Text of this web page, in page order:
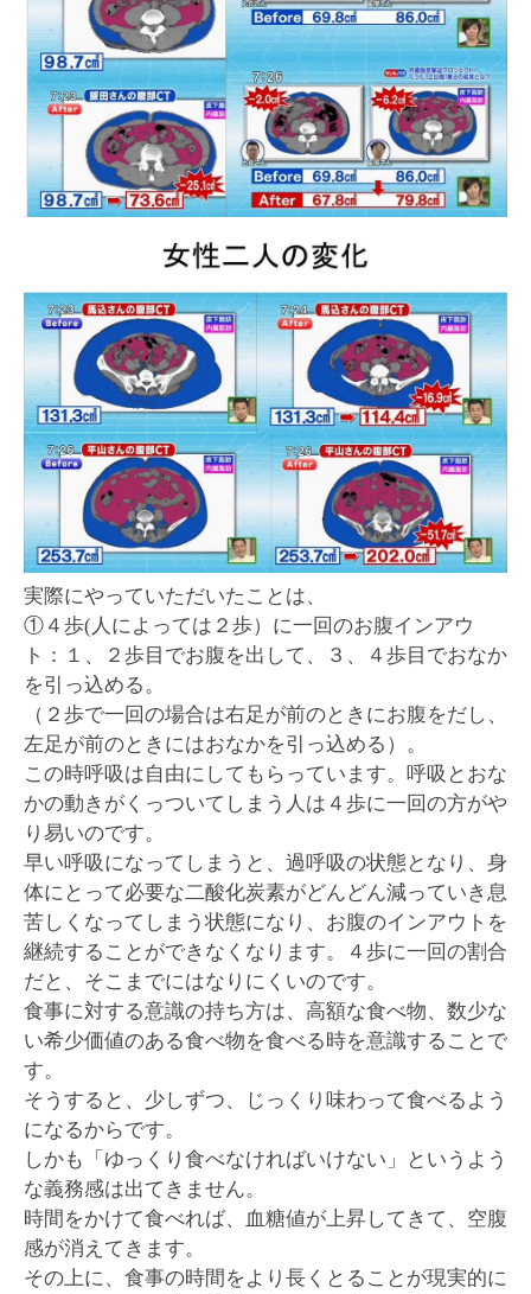
実際にやっていただいたことは、
①４歩(人によっては２歩）に一回のお腹インアウ
ト：１、２歩目でお腹を出して、３、４歩目でおなか
を引っ込める。
（２歩で一回の場合は右足が前のときにお腹をだし、
左足が前のときにはおなかを引っ込める）。
この時呼吸は自由にしてもらっています。呼吸とおな
かの動きがくっついてしまう人は４歩に一回の方がや
り易いのです。
早い呼吸になってしまうと、過呼吸の状態となり、身
体にとって必要な二酸化炭素がどんどん減っていき息
苦しくなってしまう状態になり、お腹のインアウトを
継続することができなくなります。４歩に一回の割合
だと、そこまでにはなりにくいのです。
食事に対する意識の持ち方は、高額な食べ物、数少な
い希少価値のある食べ物を食べる時を意識することで
す。
そうすると、少しずつ、じっくり味わって食べるよう
になるからです。
しかも「ゆっくり食べなければいけない」というよう
な義務感は出てきません。
時間をかけて食べれば、血糖値が上昇してきて、空腹
感が消えてきます。
その上に、食事の時間をより長くとることが現実的に